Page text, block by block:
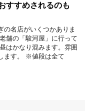
すすめされるのも
の名店がいくつかありま
舗の「駿河屋」に行って
はかなり混みます。雰囲
ます。 ※値段は全て